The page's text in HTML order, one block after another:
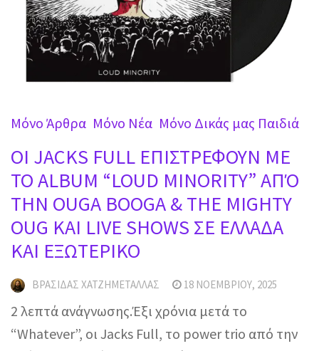
Mόνο Άρθρα Mόνο Νέα Μόνο Δικάς μας Παιδιά
OI JACKS FULL ΕΠΙΣΤΡΕΦΟΥΝ ΜΕ
ΤΟ ALBUM “LOUD MINORITY” ΑΠΌ
ΤΗΝ OUGA BOOGA & THE MIGHTY
OUG ΚΑΙ LIVE SHOWS ΣΕ ΕΛΛΑΔΑ
ΚΑΙ ΕΞΩΤΕΡΙΚΟ
ΒΡΑΣΊΔΑΣ ΧΑΤΖΗΜΕΤΑΛΛΆΣ 18 ΝΟΕΜΒΡΊΟΥ, 2025
2 λεπτά ανάγνωσης.Έξι χρόνια μετά το
“Whatever”, οι Jacks Full, το power trio από την